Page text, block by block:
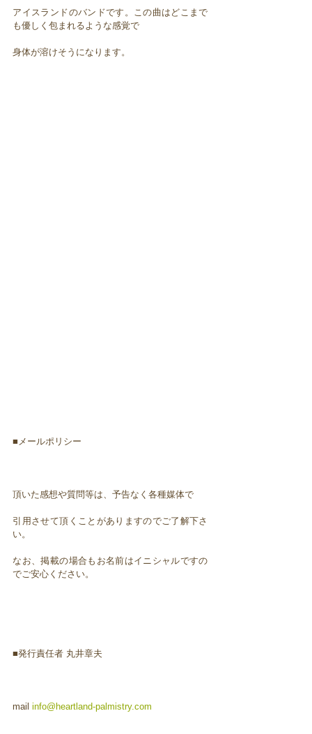
アイスランドのバンドです。この曲はどこまで
も優しく包まれるような感覚で
身体が溶けそうになります。
■メールポリシー
頂いた感想や質問等は、予告なく各種媒体で
引用させて頂くことがありますのでご了解下さ
い。
なお、掲載の場合もお名前はイニシャルですの
でご安心ください。
■発行責任者 丸井章夫
mailinfo@heartland-palmistry.com